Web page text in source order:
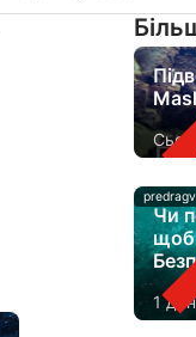
Чи
щоб
1